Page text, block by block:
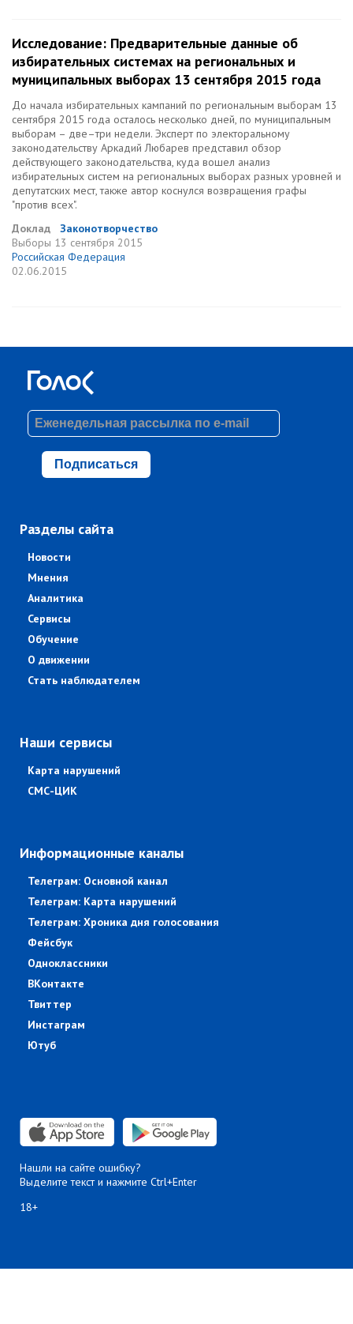
Исследование: Предварительные данные об
избирательных системах на региональных и
муниципальных выборах 13 сентября 2015 года
До начала избирательных кампаний по региональным выборам 13
сентября 2015 года осталось несколько дней, по муниципальным
выборам – две–три недели. Эксперт по электоральному
законодательству Аркадий Любарев представил обзор
действующего законодательства, куда вошел анализ
избирательных систем на региональных выборах разных уровней и
депутатских мест, также автор коснулся возвращения графы
"против всех".
Доклад
Законотворчество
Выборы 13 сентября 2015
Российская Федерация
02.06.2015
Подписаться
Разделы сайта
Новости
Мнения
Аналитика
Сервисы
Обучение
О движении
Стать наблюдателем
Наши сервисы
Карта нарушений
СМС-ЦИК
Информационные каналы
Телеграм: Основной канал
Телеграм: Карта нарушений
Телеграм: Хроника дня голосования
Фейсбук
Одноклассники
ВКонтакте
Твиттер
Инстаграм
Ютуб
Нашли на сайте ошибку?
Выделите текст и нажмите Ctrl+Enter
18+